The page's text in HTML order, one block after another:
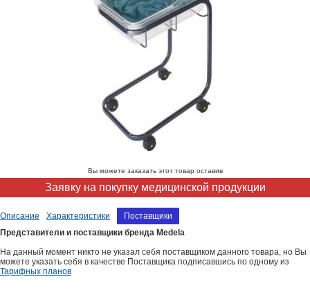
Вы можете заказать этот товар оставив
Заявку на покупку медицинской продукции
Описание Характеристики
Поставщики
Представители и поставщики бренда Medela
На данный момент никто не указал себя поставщиком данного товара, но Вы
можете указать себя в качестве Поставщика подписавшись по одному из
Тарифных планов